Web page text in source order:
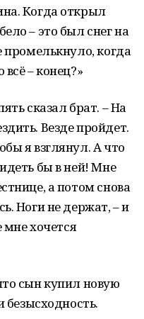
Когда открыл
– это был снег на
промелькнуло, когда
– конец?»
сказал брат. – На
Везде пройдет.
я взглянул. А что
бы в ней! Мне
а потом снова
Ноги не держат, – и
мне хочется
сын купил новую
безысходность.